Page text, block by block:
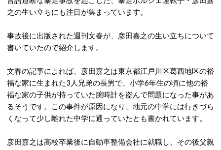
之の生い立ちにも注目が集まっています。
事故後に出版された週刊文春が、彦田嘉之の生い立ちについて
書いていたので紹介します。
文春の記事によれば、彦田嘉之は東京都江戸川区葛西地区の裕
福な家に生まれた3人兄弟の長男で、小学6年生の頃に他の裕
福な家の子供が持っていた腕時計を盗んで問題になった事があ
るそうです。この事件が原因になり、地元の中学には行きづら
くなって少し離れた中学に通っていたとも書かれています。
彦田嘉之は高校卒業後に自動車整備会社に就職し、その後父親